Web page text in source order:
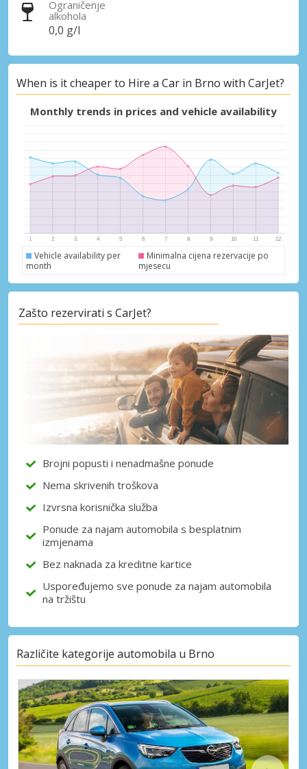
Pristupite ekskluzivnim ponudama naših
dobavljača
Prijava putem eLinka
Ograničenje
alkohola
0,0 g/l
When is it cheaper to Hire a Car in Brno with CarJet?
Monthly trends in prices and vehicle availability
Vehicle availability per
month
Minimalna cijena rezervacije po
mjesecu
Zašto rezervirati s CarJet?
Brojni popusti i nenadmašne ponude
Nema skrivenih troškova
Izvrsna korisnička služba
Ponude za najam automobila s besplatnim
izmjenama
Bez naknada za kreditne kartice
Uspoređujemo sve ponude za najam automobila
na tržištu
Različite kategorije automobila u Brno